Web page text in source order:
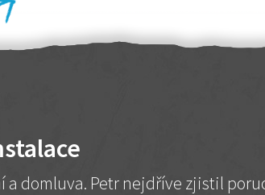
a domluva. Petr nejdříve zjistil